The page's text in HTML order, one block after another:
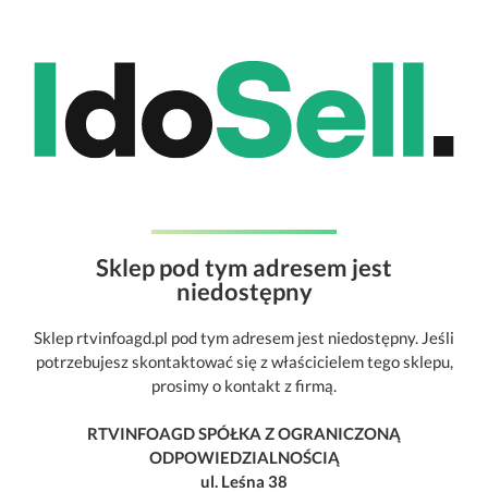
Sklep pod tym adresem jest
niedostępny
Sklep rtvinfoagd.pl pod tym adresem jest niedostępny. Jeśli
potrzebujesz skontaktować się z właścicielem tego sklepu,
prosimy o kontakt z firmą.
RTVINFOAGD SPÓŁKA Z OGRANICZONĄ
ODPOWIEDZIALNOŚCIĄ
ul. Leśna 38